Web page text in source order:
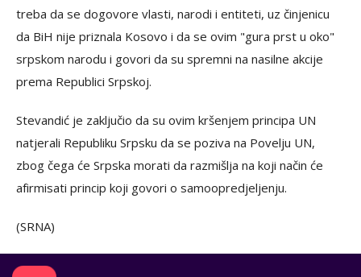
treba da se dogovore vlasti, narodi i entiteti, uz činjenicu
da BiH nije priznala Kosovo i da se ovim "gura prst u oko"
srpskom narodu i govori da su spremni na nasilne akcije
prema Republici Srpskoj.
Stevandić je zaključio da su ovim kršenjem principa UN
natjerali Republiku Srpsku da se poziva na Povelju UN,
zbog čega će Srpska morati da razmišlja na koji način će
afirmisati princip koji govori o samoopredjeljenju.
(SRNA)